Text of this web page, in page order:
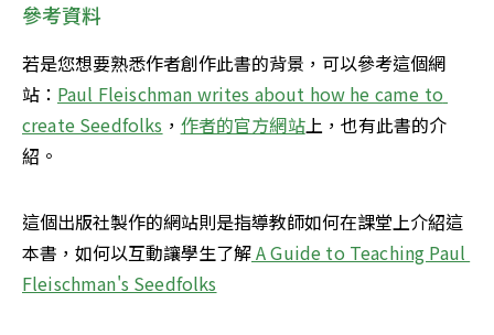
參考資料
若是您想要熟悉作者創作此書的背景，可以參考這個網
站： Paul Fleischman writes about how he came to
create Seedfolks ， 作者的官方網站上，也有此書的介
紹。
這個出版社製作的網站則是指導教師如何在課堂上介紹這
本書，如何以互動讓學生了解 A Guide to Teaching Paul
Fleischman's Seedfolks